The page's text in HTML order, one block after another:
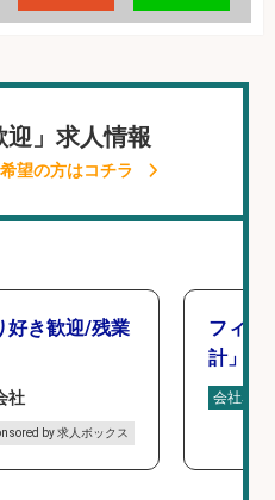
迎」求人情報
望の方はコチラ
好き歓迎/残業
社
by 求人ボックス
フィッ
計」
会社名